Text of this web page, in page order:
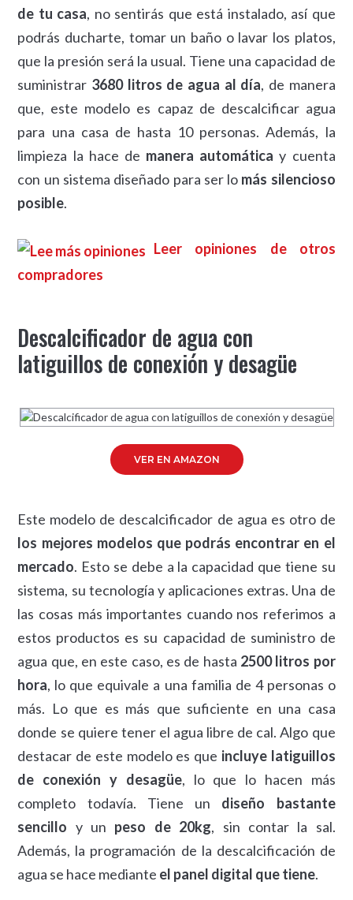
de tu casa, no sentirás que está instalado, así que
podrás ducharte, tomar un baño o lavar los platos,
que la presión será la usual. Tiene una capacidad de
suministrar 3680 litros de agua al día, de manera
que, este modelo es capaz de descalcificar agua
para una casa de hasta 10 personas. Además, la
limpieza la hace de manera automática y cuenta
con un sistema diseñado para ser lo más silencioso
posible.
Leer opiniones de otros
compradores
Descalcificador de agua con
latiguillos de conexión y desagüe
VER EN AMAZON
Este modelo de descalcificador de agua es otro de
los mejores modelos que podrás encontrar en el
mercado. Esto se debe a la capacidad que tiene su
sistema, su tecnología y aplicaciones extras. Una de
las cosas más importantes cuando nos referimos a
estos productos es su capacidad de suministro de
agua que, en este caso, es de hasta 2500 litros por
hora, lo que equivale a una familia de 4 personas o
más. Lo que es más que suficiente en una casa
donde se quiere tener el agua libre de cal. Algo que
destacar de este modelo es que incluye latiguillos
de conexión y desagüe, lo que lo hacen más
completo todavía. Tiene un diseño bastante
sencillo y un peso de 20kg, sin contar la sal.
Además, la programación de la descalcificación de
agua se hace mediante el panel digital que tiene.